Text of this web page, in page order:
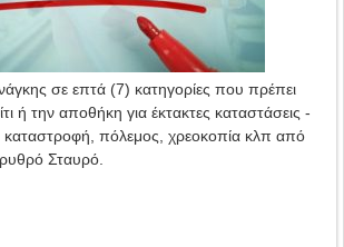
σε επτά (7) κατηγορίες που πρέπει
ή την αποθήκη για έκτακτες καταστάσεις -
καταστροφή, πόλεμος, χρεοκοπία κλπ από
Σταυρό.